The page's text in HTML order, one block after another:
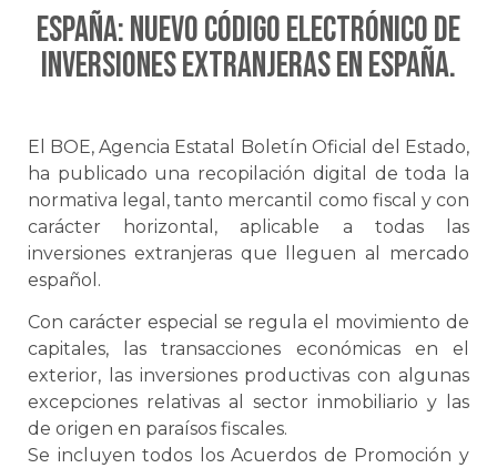
España: Nuevo Código Electrónico de
inversiones extranjeras en España.
El BOE, Agencia Estatal Boletín Oficial del Estado,
ha publicado una recopilación digital de toda la
normativa legal, tanto mercantil como fiscal y con
carácter horizontal, aplicable a todas las
inversiones extranjeras que lleguen al mercado
español.
Con carácter especial se regula el movimiento de
capitales, las transacciones económicas en el
exterior, las inversiones productivas con algunas
excepciones relativas al sector inmobiliario y las
de origen en paraísos fiscales.
Se incluyen todos los Acuerdos de Promoción y